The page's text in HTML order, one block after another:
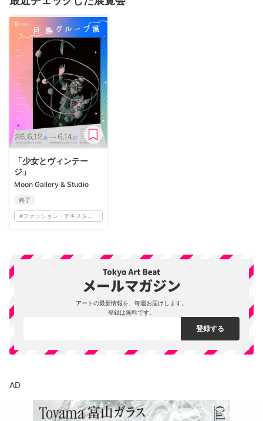
「少女とヴィンテー
ジ」
Moon Gallery & Studio
終了
#ファッション・テキスタイル
アートの最新情報を、毎週お届けします。
登録は無料です。
AD